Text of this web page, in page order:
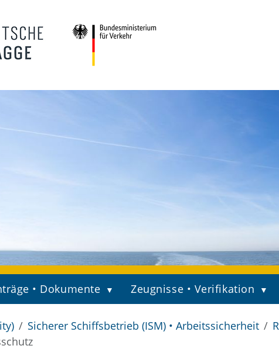
• Dokumente Zeugnisse • Verifikation
Sicherer Schiffsbetrieb (ISM) • Arbeitssicherheit